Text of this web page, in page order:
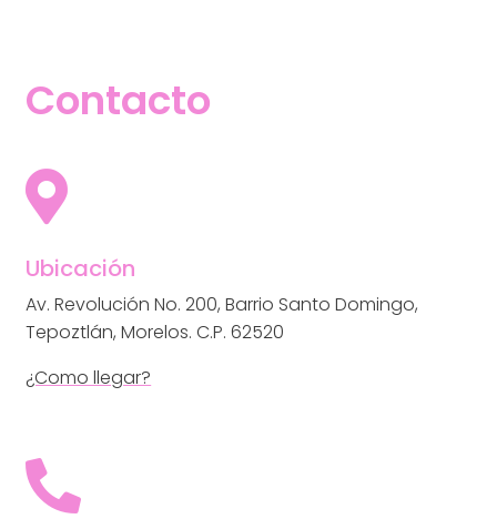
Contacto

Ubicación
Av. Revolución No. 200,Barrio Santo Domingo,
Tepoztlán, Morelos.C.P. 62520
¿Como llegar?
